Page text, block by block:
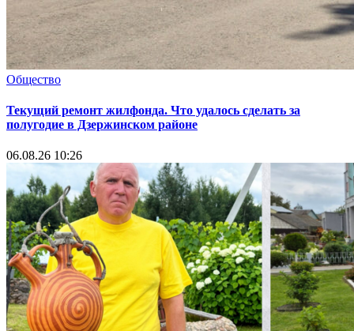
Общество
Текущий ремонт жилфонда. Что удалось сделать за
полугодие в Дзержинском районе
06.08.26 10:26